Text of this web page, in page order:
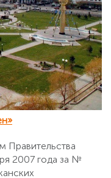
Правительства
2007 года за №